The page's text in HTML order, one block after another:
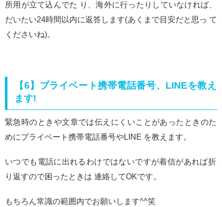
所用が立て込んでた り、海外に行ったりしていなければ、
だいたい24時間以内に返答します(あくまで目安だと思っ て
くださいね)。
【6】プライベート携帯電話番号、LINEを教え
ます!
緊急時のときや文章では伝えにくいことがあったときのた
めにプライベート携帯電話番号やLINE を教えます。
いつでも電話に出れるわけではないですが着信があれば折
り返すので困ったときは 連絡してOKです。
もちろん常識の範囲内でお願いします^^笑